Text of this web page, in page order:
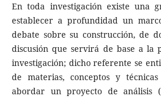
En toda investigación existe una
establecer a profundidad un
debate sobre su construcción, de
discusión que servirá de base a la
investigación; dicho referente se
de materias, conceptos y
abordar un proyecto de análisis